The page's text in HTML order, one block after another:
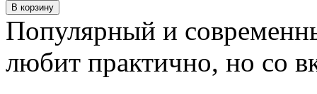
Популярный и
любит практично, но со